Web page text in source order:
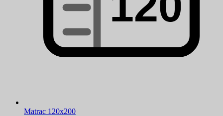
Matrac 120x200